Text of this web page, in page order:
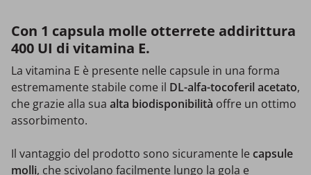
Con 1 capsula molle otterrete addirittura
400 UI di vitamina E.
La vitamina E è presente nelle capsule in una forma
estremamente stabile come il DL-alfa-tocoferil acetato,
che grazie alla sua alta biodisponibilità offre un ottimo
assorbimento.
Il vantaggio del prodotto sono sicuramente le capsule
molli, che scivolano facilmente lungo la gola e